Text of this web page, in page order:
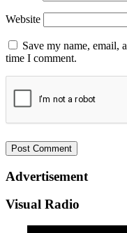
Website
Save my name, email,
time I comment.
Advertisement
Visual Radio